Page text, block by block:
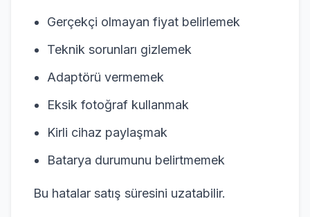
Gerçekçi olmayan fiyat belirlemek
Teknik sorunları gizlemek
Adaptörü vermemek
Eksik fotoğraf kullanmak
Kirli cihaz paylaşmak
Batarya durumunu belirtmemek
Bu hatalar satış süresini uzatabilir.